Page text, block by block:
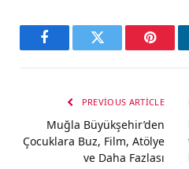
FacebookTwitter
PREVIOUS ARTICLE
Muğla Büyükşehir’den
Çocuklara Buz, Film, Atölye
ve Daha Fazlası